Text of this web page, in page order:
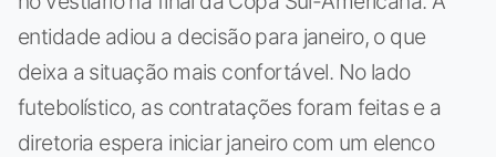
entidade adiou a decisão para janeiro, o que
deixa a situação mais confortável. No lado
futebolístico, as contratações foram feitas e a
diretoria espera iniciar janeiro com um elenco